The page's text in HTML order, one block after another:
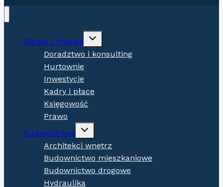
Biznes i finanse
Expand
menu
Doradztwo i konsulting
Hurtownie
Inwestycje
Kadry i płace
Księgowość
Prawo
Budownictwo
Expand
menu
Architekci wnętrz
Budownictwo mieszkaniowe
Budownictwo drogowe
Hydraulika